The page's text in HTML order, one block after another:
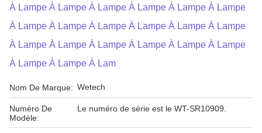
À Lampe À Lampe À Lampe À Lampe À Lampe À Lampe
À Lampe À Lampe À Lampe À Lampe À Lampe À Lampe
À Lampe À Lampe À Lampe À Lampe À Lampe À Lampe
À Lampe À Lampe À Lam
Nom De Marque: Wetech
Numéro De
Modèle:
Le numéro de série est le WT-SR10909.